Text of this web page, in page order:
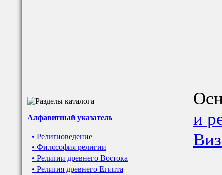
Алфавитный указатель
• Религиоведение
• Философия религии
• Религии древнего Востока
• Религия древнего Египта
и